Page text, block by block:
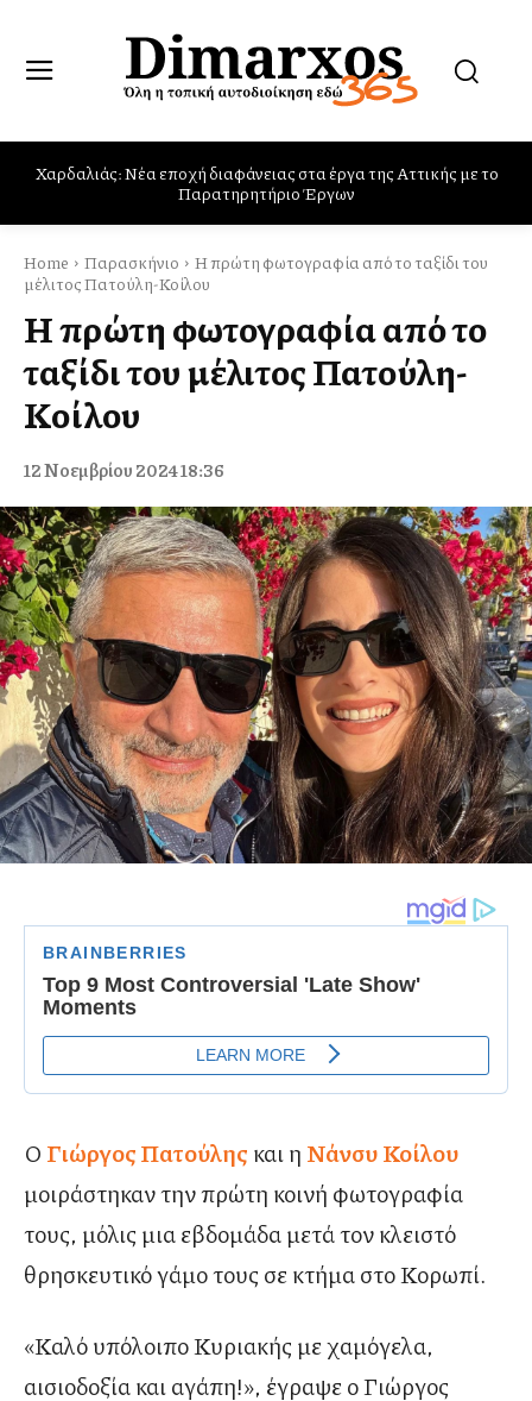
Χαρδαλιάς: Νέα εποχή διαφάνειας στα έργα της Αττικής με το
Παρατηρητήριο Έργων
Παρών στις φωτιές στο Πόρτο Γερμενό, Ψάθα και Βίλια ο Δήμος
Φυλής
Home Παρασκήνιο
Η πρώτη φωτογραφία από το ταξίδι του
μέλιτος Πατούλη-Κοίλου
Η πρώτη φωτογραφία από το
ταξίδι του μέλιτος Πατούλη-
Κοίλου
12 Νοεμβρίου 2024 18:36
Ο Γιώργος Πατούλης και η Νάνσυ Κοίλου
μοιράστηκαν την πρώτη κοινή φωτογραφία
τους, μόλις μια εβδομάδα μετά τον κλειστό
θρησκευτικό γάμο τους σε κτήμα στο Κορωπί.
«Καλό υπόλοιπο Κυριακής με χαμόγελα,
αισιοδοξία και αγάπη!», έγραψε ο Γιώργος